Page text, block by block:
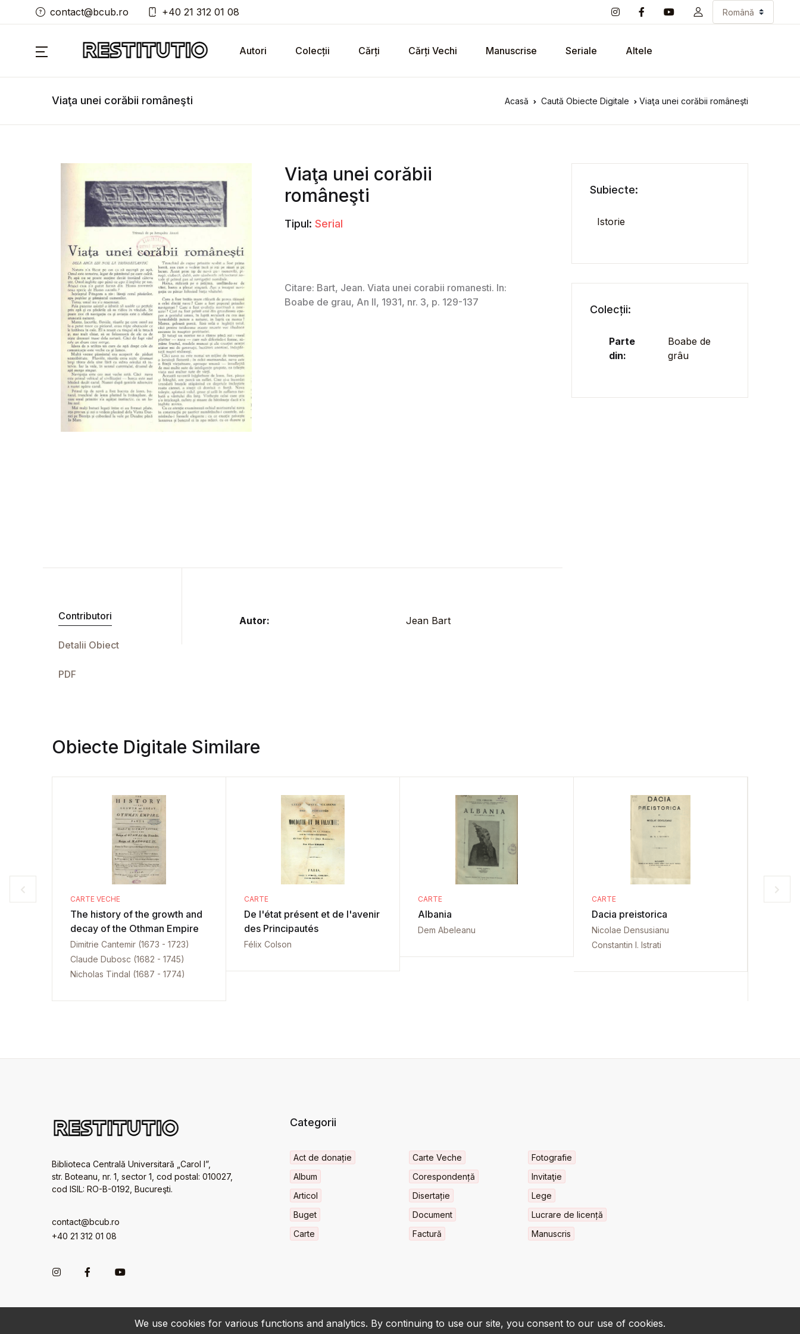
We use cookies for various functions and analytics. By continuing to use our site, you consent to our use of cookies.
contact@bcub.ro +40 21 312 01 08
Autori Colecții Cărți Cărți Vechi Manuscrise Seriale Altele
Viaţa unei corăbii româneşti Acasă Caută Obiecte Digitale Viaţa unei corăbii româneşti
Viaţa unei corăbii
româneşti
Tipul: Serial
Contributori
Detalii Obiect
PDF
Autor: Jean Bart
Subiecte:
Istorie
Colecții:
Parte
din:
Boabe de
grâu
Obiecte Digitale Similare
CARTE VECHE
The history of the growth and
decay of the Othman Empire
Dimitrie Cantemir (1673 - 1723)
Claude Dubosc (1682 - 1745)
Nicholas Tindal (1687 - 1774)
CARTE
De l'état présent et de l'avenir
des Principautés
Félix Colson
CARTE
Albania
Dem Abeleanu
CARTE
Dacia preistorica
Nicolae Densusianu
Constantin I. Istrati
Biblioteca Centrală Universitară „Carol I”,
str. Boteanu, nr. 1, sector 1, cod postal: 010027,
cod ISIL: RO-B-0192, Bucureşti.
contact@bcub.ro
+40 21 312 01 08
Categorii
Act de donație
Album
Articol
Buget
Carte
Carte Veche
Corespondență
Disertație
Document
Factură
Fotografie
Invitaţie
Lege
Lucrare de licență
Manuscris